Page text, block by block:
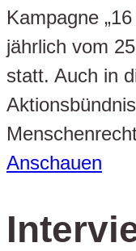
Kampagne
jährlich vom
statt. Auch in
Anschauen